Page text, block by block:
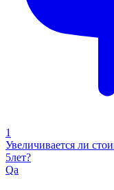
1
Увеличивается ли
5лет?
Qa